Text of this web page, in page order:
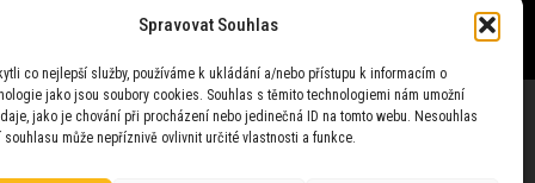
Spravovat Souhlas
co nejlepší služby, používáme k ukládání a/nebo přístupu k informacím o
jako jsou soubory cookies. Souhlas s těmito technologiemi nám umožní
jako je chování při procházení nebo jedinečná ID na tomto webu. Nesouhlas
souhlasu může nepříznivě ovlivnit určité vlastnosti a funkce.